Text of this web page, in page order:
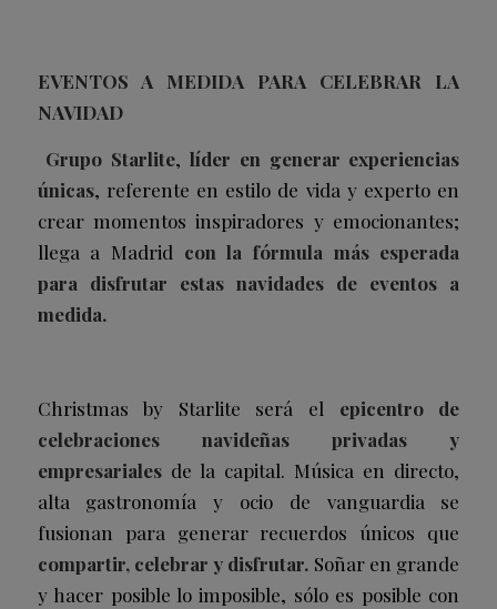
EVENTOS A MEDIDA PARA CELEBRAR LA
NAVIDAD
Grupo Starlite,líder en generar experiencias
únicas, referente en estilo de vida y experto en
crear momentos inspiradores y emocionantes;
llega a Madrid con la fórmula más esperada
para disfrutar estas navidades de eventos a
medida.
Christmas by Starlite será el epicentro de
celebraciones navideñas privadas y
empresarialesde la capital. Música en directo,
alta gastronomía y ocio de vanguardia se
fusionan para generar recuerdos únicos que
compartir, celebrar y disfrutar. Soñar en grande
y hacer posible lo imposible, sólo es posible con